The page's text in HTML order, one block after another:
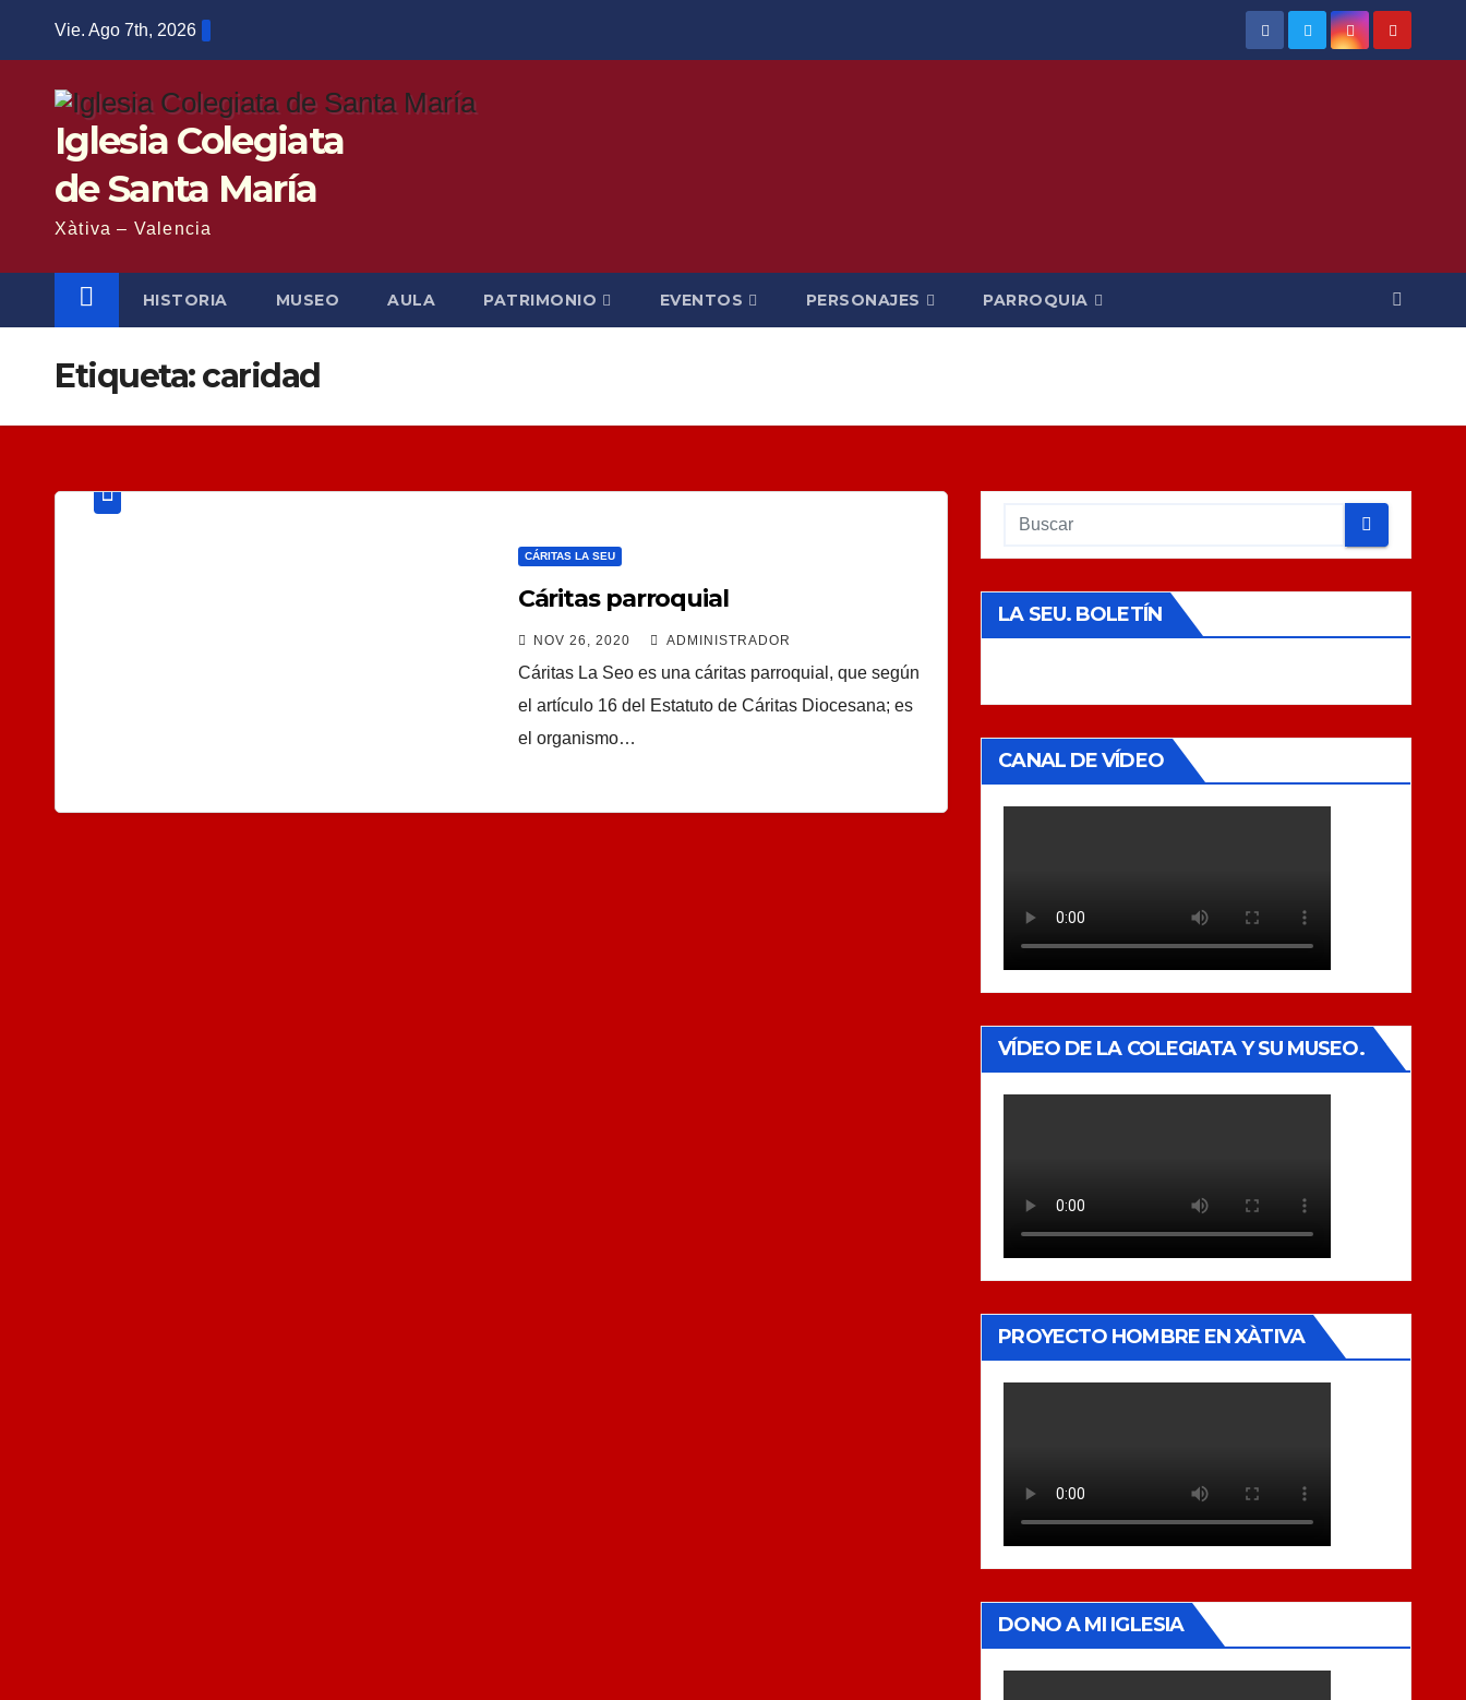
Vie. Ago 7th, 2026
Iglesia Colegiata
de Santa María
Xàtiva – Valencia
HISTORIA MUSEO AULA PATRIMONIO EVENTOS PERSONAJES PARROQUIA
Etiqueta:caridad
CÁRITAS LA SEU
Cáritas parroquial
NOV 26, 2020 ADMINISTRADOR
Cáritas La Seo es una cáritas parroquial, que según
el artículo 16 del Estatuto de Cáritas Diocesana; es
el organismo…
LA SEU. BOLETÍN
CANAL DE VÍDEO
VÍDEO DE LA COLEGIATA Y SU MUSEO.
PROYECTO HOMBRE EN XÀTIVA
DONO A MI IGLESIA